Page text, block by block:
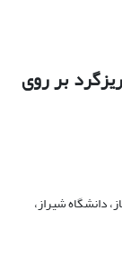
بر روی
شیراز،